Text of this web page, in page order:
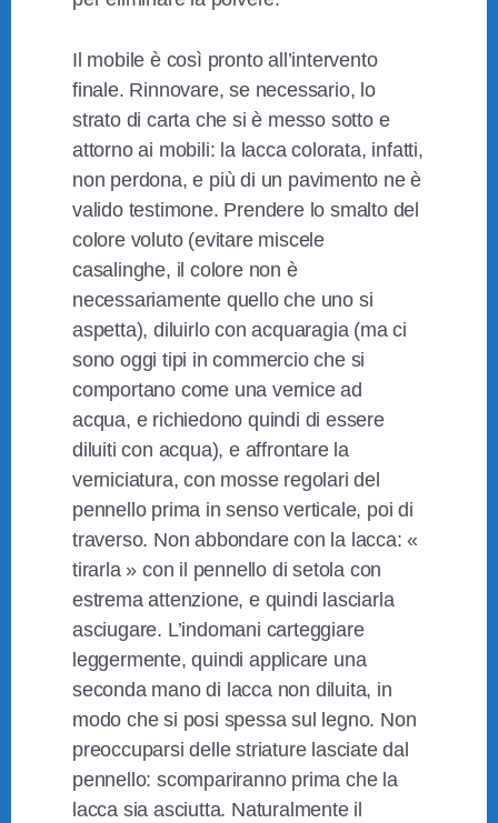
Il mobile è così pronto all’intervento
finale. Rinnovare, se necessario, lo
strato di carta che si è messo sotto e
attorno ai mobili: la lacca colorata, infatti,
non perdona, e più di un pavimento ne è
valido testimone. Prendere lo smalto del
colore voluto (evitare miscele
casalinghe, il colore non è
necessariamente quello che uno si
aspetta), diluirlo con acquaragia (ma ci
sono oggi tipi in commercio che si
comportano come una vernice ad
acqua, e richiedono quindi di essere
diluiti con acqua), e affrontare la
verniciatura, con mosse regolari del
pennello prima in senso verticale, poi di
traverso. Non abbondare con la lacca: «
tirarla » con il pennello di setola con
estrema attenzione, e quindi lasciarla
asciugare. L’indomani carteggiare
leggermente, quindi applicare una
seconda mano di lacca non diluita, in
modo che si posi spessa sul legno. Non
preoccuparsi delle striature lasciate dal
pennello: scompariranno prima che la
lacca sia asciutta. Naturalmente il